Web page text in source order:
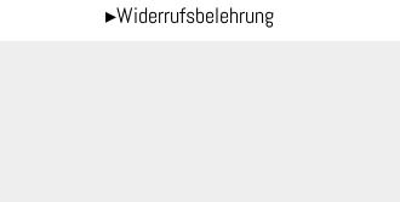
▸Widerrufsbelehrung